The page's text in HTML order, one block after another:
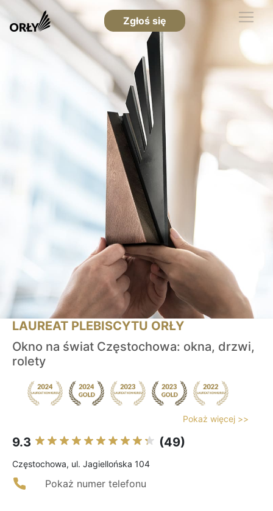
Zgłoś się
LAUREAT PLEBISCYTU ORŁY
Okno na świat Częstochowa: okna, drzwi,
rolety
Pokaż więcej >>
9.3 (49)
Częstochowa, ul. Jagiellońska 104
Pokaż numer telefonu